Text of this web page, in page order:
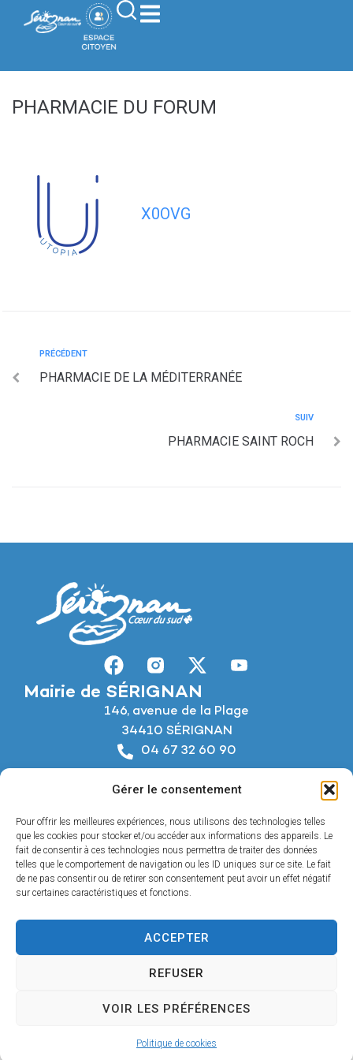
Gérer le consentement
Pour offrir les meilleures expériences, nous utilisons des technologies telles
que les cookies pour stocker et/ou accéder aux informations des appareils. Le
fait de consentir à ces technologies nous permettra de traiter des données
telles que le comportement de navigation ou les ID uniques sur ce site. Le fait
de ne pas consentir ou de retirer son consentement peut avoir un effet négatif
sur certaines caractéristiques et fonctions.
ACCEPTER
REFUSER
VOIR LES PRÉFÉRENCES
Politique de cookies
principal
PHARMACIE DU FORUM
X0OVG
PRÉCÉDENT
PHARMACIE DE LA MÉDITERRANÉE
SUIV
PHARMACIE SAINT ROCH
Mairie de SÉRIGNAN
146, avenue de la Plage
34410 SÉRIGNAN
04 67 32 60 90
Horaires d’ouverture
Du lundi au jeudi :
De 8h à 12h et de 14h à 18h
Le vendredi :
De 8h à 12h et de 14h à 17h
© 2025 - Propulsé par Utopia